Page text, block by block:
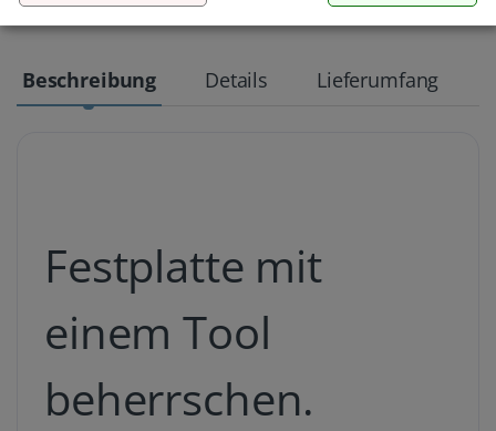
Beschreibung Details Lieferumfang
Festplatte mit
einem Tool
beherrschen.